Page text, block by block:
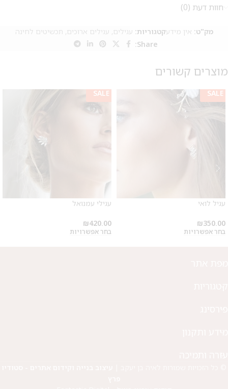
חוות דעת (0)
מק"ט: אין מידעקטגוריות: עגילים, עגילים ארוכים, תכשיטים לחינה
Share:
מוצרים קשורים
SALE
עגיל לואי
₪350.00
בחר אפשרויות
SALE
עגילי עמנואל
₪420.00
בחר אפשרויות